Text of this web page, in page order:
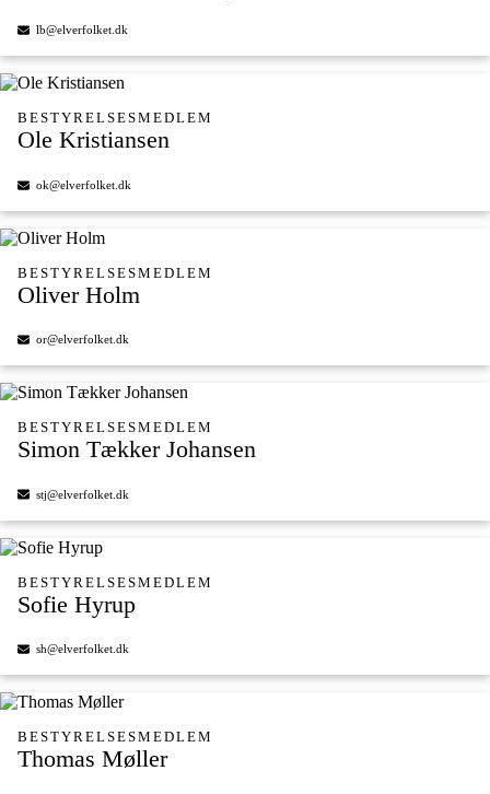
lb@elverfolket.dk
BESTYRELSESMEDLEM
Ole Kristiansen
ok@elverfolket.dk
BESTYRELSESMEDLEM
Oliver Holm
or@elverfolket.dk
BESTYRELSESMEDLEM
Simon Tækker Johansen
stj@elverfolket.dk
BESTYRELSESMEDLEM
Sofie Hyrup
sh@elverfolket.dk
BESTYRELSESMEDLEM
Thomas Møller